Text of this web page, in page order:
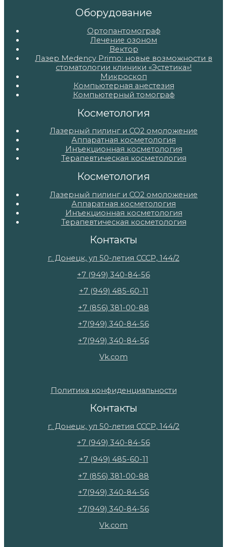
Оборудование
Ортопантомограф
Лечение озоном
Вектор
Лазер Medency Primo: новые возможности в
стоматологии клиники «Эстетика»!
Микроскоп
Компьютерная анестезия
Компьютерный томограф
Косметология
Лазерный пилинг и СО2 омоложение
Аппаратная косметология
Инъекционная косметология
Терапевтическая косметология
Косметология
Лазерный пилинг и СО2 омоложение
Аппаратная косметология
Инъекционная косметология
Терапевтическая косметология
Контакты
г. Донецк, ул 50-летия СССР, 144/2
+7 (949) 340-84-56
+7 (949) 485-60-11
+7 (856) 381-00-88
+7(949) 340-84-56
+7(949) 340-84-56
Vk.com
Политика конфиденциальности
Контакты
г. Донецк, ул 50-летия СССР, 144/2
+7 (949) 340-84-56
+7 (949) 485-60-11
+7 (856) 381-00-88
+7(949) 340-84-56
+7(949) 340-84-56
Vk.com